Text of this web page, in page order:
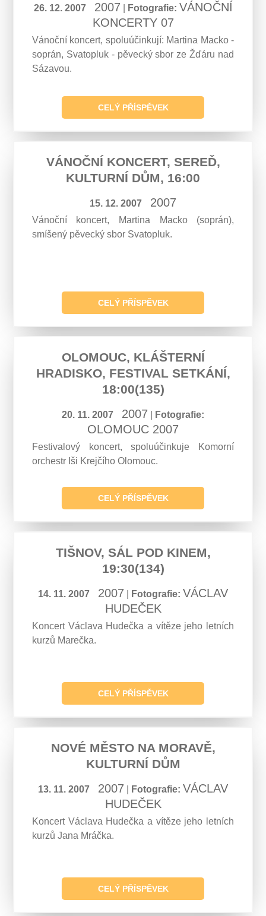
26. 12. 2007 2007 Fotografie: VÁNOČNÍ
KONCERTY 07
Vánoční koncert, spoluúčinkují: Martina Macko -
soprán, Svatopluk - pěvecký sbor ze Žďáru nad
Sázavou.
CELÝ PŘÍSPĚVEK
VÁNOČNÍ KONCERT, SEREĎ,
KULTURNÍ DŮM, 16:00
15. 12. 2007 2007
Vánoční koncert, Martina Macko (soprán),
smíšený pěvecký sbor Svatopluk.
CELÝ PŘÍSPĚVEK
OLOMOUC, KLÁŠTERNÍ
HRADISKO, FESTIVAL SETKÁNÍ,
18:00(135)
20. 11. 2007 2007 Fotografie:
OLOMOUC 2007
Festivalový koncert, spoluúčinkuje Komorní
orchestr Iši Krejčího Olomouc.
CELÝ PŘÍSPĚVEK
TIŠNOV, SÁL POD KINEM,
19:30(134)
14. 11. 2007 2007 Fotografie: VÁCLAV
HUDEČEK
Koncert Václava Hudečka a vítěze jeho letních
kurzů Marečka.
CELÝ PŘÍSPĚVEK
NOVÉ MĚSTO NA MORAVĚ,
KULTURNÍ DŮM
13. 11. 2007 2007 Fotografie: VÁCLAV
HUDEČEK
Koncert Václava Hudečka a vítěze jeho letních
kurzů Jana Mráčka.
CELÝ PŘÍSPĚVEK